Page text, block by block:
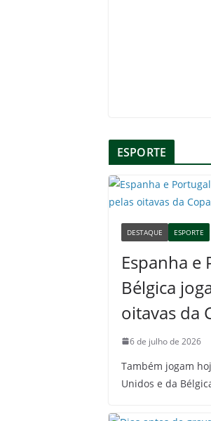
ESPORTE
DESTAQUE ESPORTE
Espanha e
Bélgica
oitavas da
6 de julho de 2026
Também jogam
Unidos e da